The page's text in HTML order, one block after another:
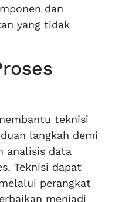
dan
yang tidak
teknisi
langkah demi
analisis data
Teknisi dapat
perangkat
menjadi